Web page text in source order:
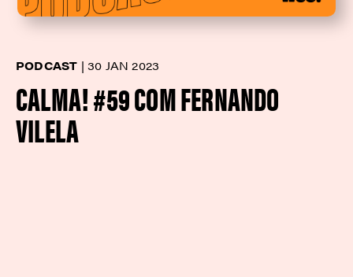
PODCAST |30 JAN 2023
CALMA! #59 COM FERNANDO
VILELA